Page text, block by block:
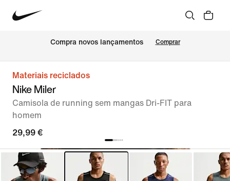
Compra novos lançamentos Comprar
Materiais reciclados
Nike Miler
Camisola de running sem mangas Dri-FIT para
homem
29,99 €